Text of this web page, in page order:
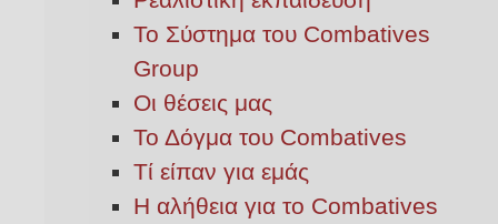
Το Σύστημα του Combatives
Group
Οι θέσεις μας
Το Δόγμα του Combatives
Τί είπαν για εμάς
Η αλήθεια για το Combatives